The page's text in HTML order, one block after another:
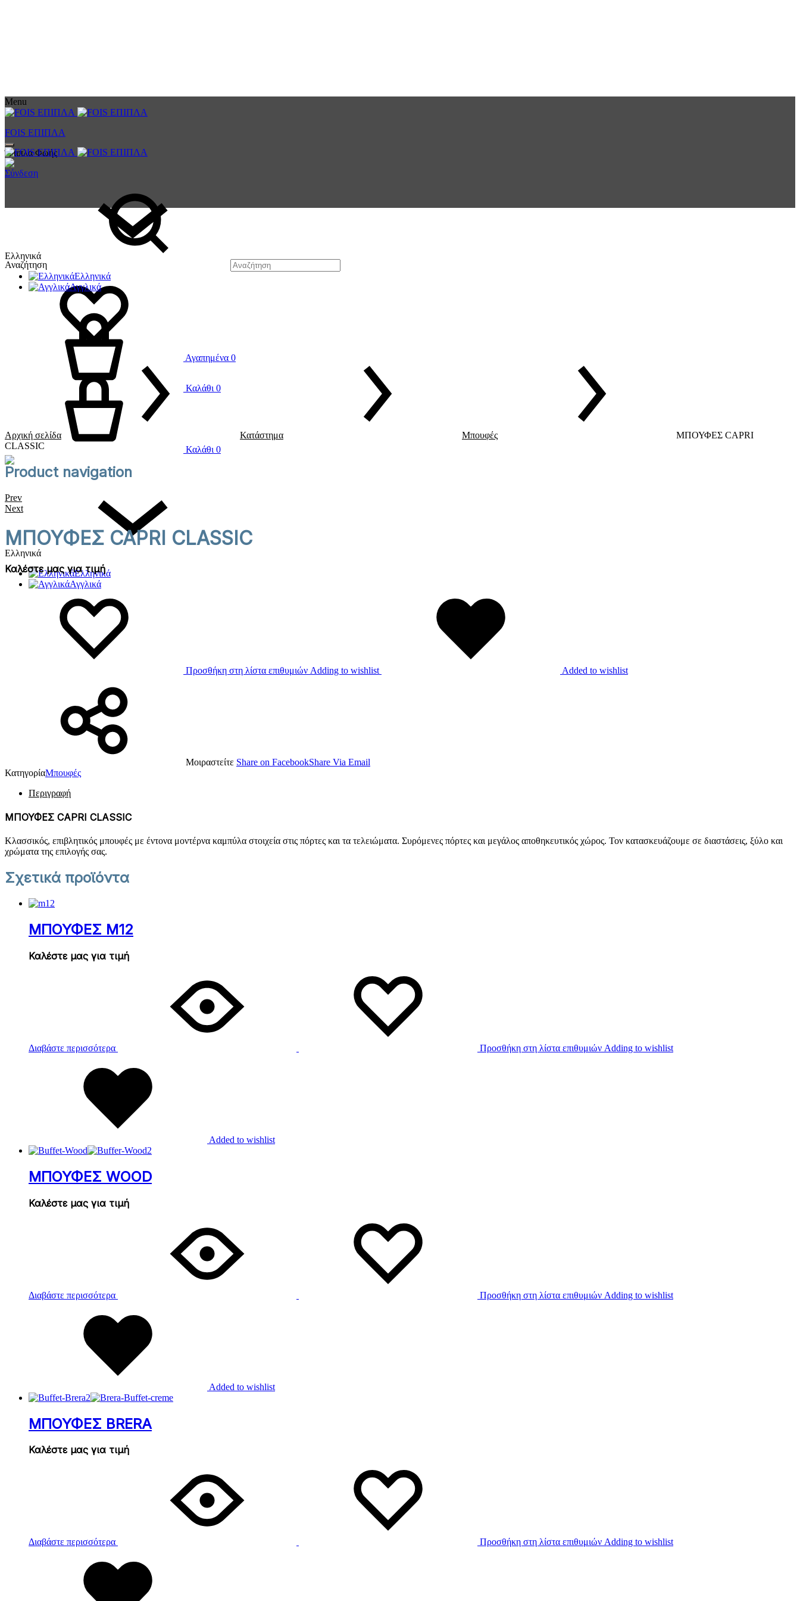
Menu
FOIS ΕΠΙΠΛΑ
Έπιπλα Φωής
Σύνδεση
Αναζήτηση
Αγαπημένα 0
Καλάθι 0
Ελληνικά
Ελληνικά
Αγγλικά
Ελληνικά
Ελληνικά
Αγγλικά
Καλάθι 0
Αρχική σελίδα Κατάστημα Μπουφές
ΜΠΟΥΦΕΣ CAPRI
CLASSIC
Product navigation
Prev
Next
ΜΠΟΥΦΕΣ CAPRI CLASSIC
Καλέστε μας για τιμή
Προσθήκη στη λίστα επιθυμιών Adding to wishlist Added to wishlist
Μοιραστείτε Share on FacebookShare Via Email
ΚατηγορίαΜπουφές
Περιγραφή
ΜΠΟΥΦΕΣ CAPRI CLASSIC
Κλασσικός, επιβλητικός μπουφές με έντονα μοντέρνα καμπύλα στοιχεία στις πόρτες και τα τελειώματα. Συρόμενες πόρτες και μεγάλος αποθηκευτικός χώρος. Τον κατασκευάζουμε σε διαστάσεις, ξύλο και
χρώματα της επιλογής σας.
Σχετικά προϊόντα
ΜΠΟΥΦΕΣ M12
Καλέστε μας για τιμή
Διαβάστε περισσότερα Προσθήκη στη λίστα επιθυμιών Adding to wishlist
Added to wishlist
ΜΠΟΥΦΕΣ WOOD
Καλέστε μας για τιμή
Διαβάστε περισσότερα Προσθήκη στη λίστα επιθυμιών Adding to wishlist
Added to wishlist
ΜΠΟΥΦΕΣ BRERA
Καλέστε μας για τιμή
Διαβάστε περισσότερα Προσθήκη στη λίστα επιθυμιών Adding to wishlist